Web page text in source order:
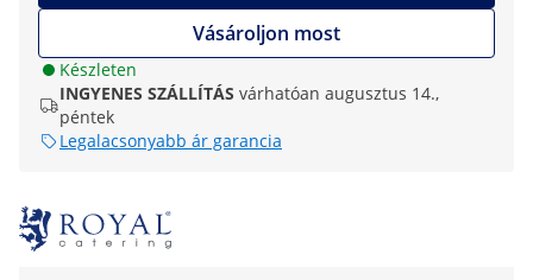
Vásároljon most
Készleten
INGYENES SZÁLLÍTÁS várhatóan augusztus 14.,
péntek
Legalacsonyabb ár garancia